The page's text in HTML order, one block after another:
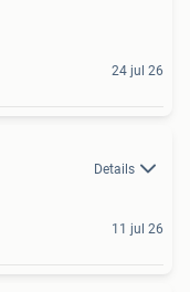
24 jul 26
Details
11 jul 26